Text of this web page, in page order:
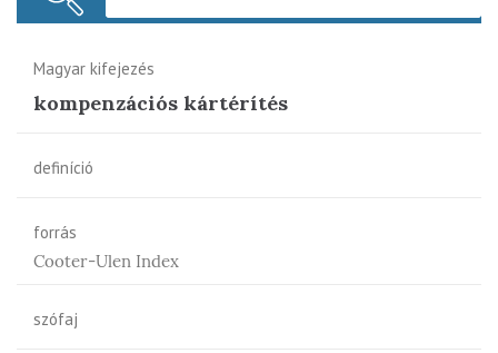
Magyar kifejezés
kompenzációs kártérítés
definíció
forrás
Cooter-Ulen Index
szófaj